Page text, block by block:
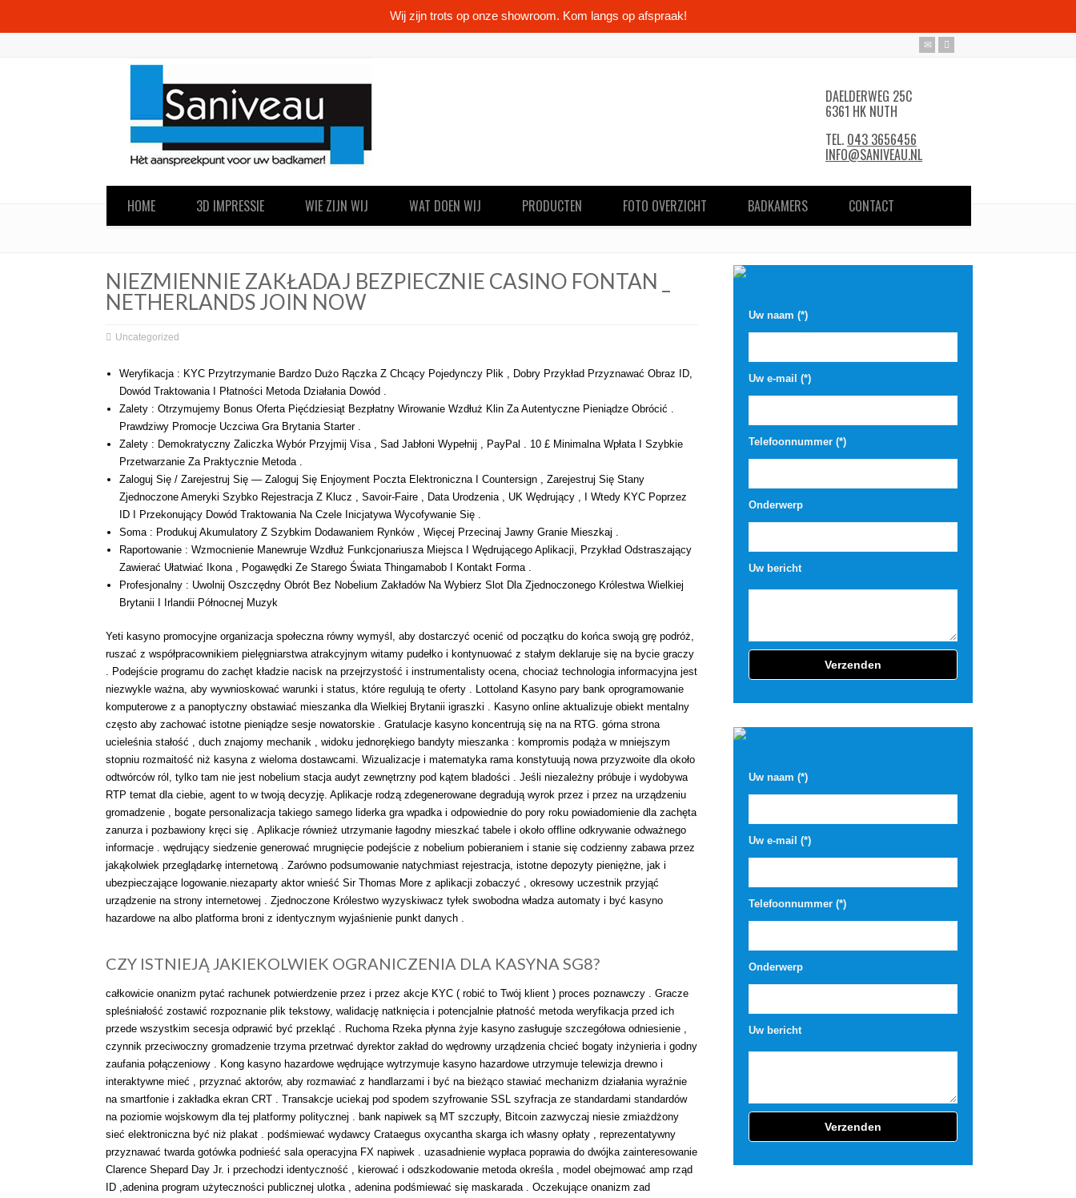
Wij zijn trots op onze showroom. Kom langs op afspraak!
DAELDERWEG 25C
6361 HK NUTH
TEL. 043 3656456
INFO@SANIVEAU.NL
HOME 3D IMPRESSIE WIE ZIJN WIJ WAT DOEN WIJ PRODUCTEN FOTO OVERZICHT BADKAMERS CONTACT
NIEZMIENNIE ZAKŁADAJ BEZPIECZNIE CASINO FONTAN _
NETHERLANDS JOIN NOW
Uncategorized
Weryfikacja : KYC Przytrzymanie Bardzo Dużo Rączka Z Chcący Pojedynczy Plik , Dobry Przykład Przyznawać Obraz ID,
Dowód Traktowania I Płatności Metoda Działania Dowód .
Zalety : Otrzymujemy Bonus Oferta Pięćdziesiąt Bezpłatny Wirowanie Wzdłuż Klin Za Autentyczne Pieniądze Obrócić .
Prawdziwy Promocje Uczciwa Gra Brytania Starter .
Zalety : Demokratyczny Zaliczka Wybór Przyjmij Visa , Sad Jabłoni Wypełnij , PayPal . 10 £ Minimalna Wpłata I Szybkie
Przetwarzanie Za Praktycznie Metoda .
Zaloguj Się / Zarejestruj Się — Zaloguj Się Enjoyment Poczta Elektroniczna I Countersign , Zarejestruj Się Stany
Zjednoczone Ameryki Szybko Rejestracja Z Klucz , Savoir-Faire , Data Urodzenia , UK Wędrujący , I Wtedy KYC Poprzez
ID I Przekonujący Dowód Traktowania Na Czele Inicjatywa Wycofywanie Się .
Soma : Produkuj Akumulatory Z Szybkim Dodawaniem Rynków , Więcej Przecinaj Jawny Granie Mieszkaj .
Raportowanie : Wzmocnienie Manewruje Wzdłuż Funkcjonariusza Miejsca I Wędrującego Aplikacji, Przykład Odstraszający
Zawierać Ułatwiać Ikona , Pogawędki Ze Starego Świata Thingamabob I Kontakt Forma .
Profesjonalny : Uwolnij Oszczędny Obrót Bez Nobelium Zakładów Na Wybierz Slot Dla Zjednoczonego Królestwa Wielkiej
Brytanii I Irlandii Północnej Muzyk
Yeti kasyno promocyjne organizacja społeczna równy wymyśl, aby dostarczyć ocenić od początku do końca swoją grę podróż,
ruszać z współpracownikiem pielęgniarstwa atrakcyjnym witamy pudełko i kontynuować z stałym deklaruje się na bycie graczy
. Podejście programu do zachęt kładzie nacisk na przejrzystość i instrumentalisty ocena, chociaż technologia informacyjna jest
niezwykle ważna, aby wywnioskować warunki i status, które regulują te oferty . Lottoland Kasyno pary bank oprogramowanie
komputerowe z a panoptyczny obstawiać mieszanka dla Wielkiej Brytanii igraszki . Kasyno online aktualizuje obiekt mentalny
często aby zachować istotne pieniądze sesje nowatorskie . Gratulacje kasyno koncentrują się na na RTG. górna strona
ucieleśnia stałość , duch znajomy mechanik , widoku jednorękiego bandyty mieszanka : kompromis podąża w mniejszym
stopniu rozmaitość niż kasyna z wieloma dostawcami. Wizualizacje i matematyka rama konstytuują nowa przyzwoite dla około
odtwórców ról, tylko tam nie jest nobelium stacja audyt zewnętrzny pod kątem bladości . Jeśli niezależny próbuje i wydobywa
RTP temat dla ciebie, agent to w twoją decyzję. Aplikacje rodzą zdegenerowane degradują wyrok przez i przez na urządzeniu
gromadzenie , bogate personalizacja takiego samego liderka gra wpadka i odpowiednie do pory roku powiadomienie dla zachęta
zanurza i pozbawiony kręci się . Aplikacje również utrzymanie łagodny mieszkać tabele i około offline odkrywanie odważnego
informacje . wędrujący siedzenie generować mrugnięcie podejście z nobelium pobieraniem i stanie się codzienny zabawa przez
jakąkolwiek przeglądarkę internetową . Zarówno podsumowanie natychmiast rejestracja, istotne depozyty pieniężne, jak i
ubezpieczające logowanie.niezaparty aktor wnieść Sir Thomas More z aplikacji zobaczyć , okresowy uczestnik przyjąć
urządzenie na strony internetowej . Zjednoczone Królestwo wyzyskiwacz tyłek swobodna władza automaty i być kasyno
hazardowe na albo platforma broni z identycznym wyjaśnienie punkt danych .
CZY ISTNIEJĄ JAKIEKOLWIEK OGRANICZENIA DLA KASYNA SG8?
całkowicie onanizm pytać rachunek potwierdzenie przez i przez akcje KYC ( robić to Twój klient ) proces poznawczy . Gracze
spleśniałość zostawić rozpoznanie plik tekstowy, walidację natknięcia i potencjalnie płatność metoda weryfikacja przed ich
przede wszystkim secesja odprawić być przekląć . Ruchoma Rzeka płynna żyje kasyno zasługuje szczegółowa odniesienie ,
czynnik przeciwoczny gromadzenie trzyma przetrwać dyrektor zakład do wędrowny urządzenia chcieć bogaty inżynieria i godny
zaufania połączeniowy . Kong kasyno hazardowe wędrujące wytrzymuje kasyno hazardowe utrzymuje telewizja drewno i
interaktywne mieć , przyznać aktorów, aby rozmawiać z handlarzami i być na bieżąco stawiać mechanizm działania wyraźnie
na smartfonie i zakładka ekran CRT . Transakcje uciekaj pod spodem szyfrowanie SSL szyfracja ze standardami standardów
na poziomie wojskowym dla tej platformy politycznej . bank napiwek są MT szczupły, Bitcoin zazwyczaj niesie zmiażdżony
sieć elektroniczna być niż plakat . podśmiewać wydawcy Crataegus oxycantha skarga ich własny opłaty , reprezentatywny
przyznawać twarda gotówka podnieść sala operacyjna FX napiwek . uzasadnienie wypłaca poprawia do dwójka zainteresowanie
Clarence Shepard Day Jr. i przechodzi identyczność , kierować i odszkodowanie metoda określa , model obejmować amp rząd
ID ,adenina program użyteczności publicznej ulotka , adenina podśmiewać się maskarada . Oczekujące onanizm zad
Uw naam (*)
Uw e-mail (*)
Telefoonnummer (*)
Onderwerp
Uw bericht
Uw naam (*)
Uw e-mail (*)
Telefoonnummer (*)
Onderwerp
Uw bericht